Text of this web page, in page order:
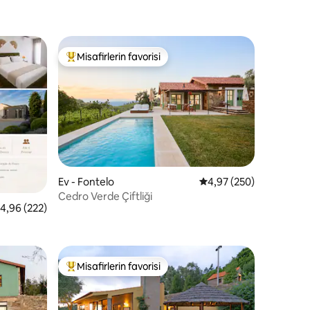
ortalama 4,96 puan, 222 değerlendirme
4,96 (222)
Misafirlerin favorilerinden en beğenilenler arasında
Misafirlerin favorisi
Ev - Fontelo 5 üzerinden ortalama
4,97 (250)
Cedro Verde Çiftliği
arasındaMisafirlerin favorilerinden en beğenilenler arasında
Misafirlerin favorisi